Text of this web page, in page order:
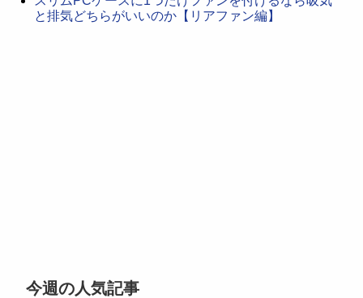
と排気どちらがいいのか【リアファン編】
今週の人気記事